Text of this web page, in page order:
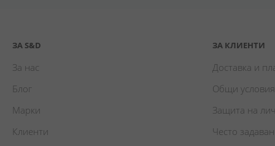
ЗА S&D
За нас
Блог
Марки
Клиенти
ЗА КЛИЕНТИ
Доставка и
Общи условия
Защита на
Често